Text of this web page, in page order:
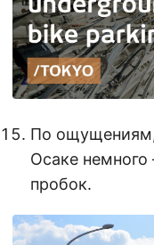
По
Осаке
пробок.